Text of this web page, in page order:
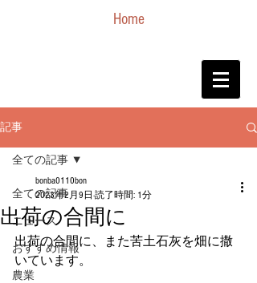
Home
記事
全ての記事
ニュース
おすすめ情報
農業
全ての記事
出荷の合間に
bonba0110bon
2023年2月9日 読了時間: 1分
出荷の合間に、また苦土石灰を畑に撒
いています。